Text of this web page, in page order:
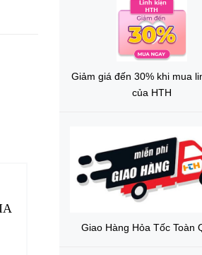
Giảm giá đến 30% khi mua
của HTH
Giao Hàng Hỏa Tốc Toàn